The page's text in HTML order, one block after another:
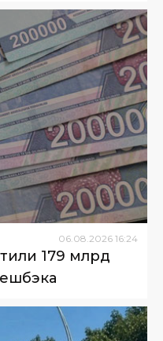
06.08.2026 16:24
179 млрд